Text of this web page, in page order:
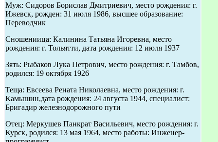
Муж: Сидоров Борислав Дмитриевич, место рождения: г.
Ижевск, рожден: 31 июля 1986, высшее образование:
Переводчик
Сношениица: Калинина Татьяна Игоревна, место
рождения: г. Тольятти, дата рождения: 12 июля 1937
Зять: Рыбаков Лука Петрович, место рождения: г. Тамбов,
родился: 19 октября 1926
Теща: Евсеева Рената Николаевна, место рождения: г.
Камышин,дата рождения: 24 августа 1944, специалист:
Бригадир железнодорожного пути
Отец: Меркушев Панкрат Васильевич, место рождения: г.
Курск, родился: 13 мая 1964, место работы: Инженер-